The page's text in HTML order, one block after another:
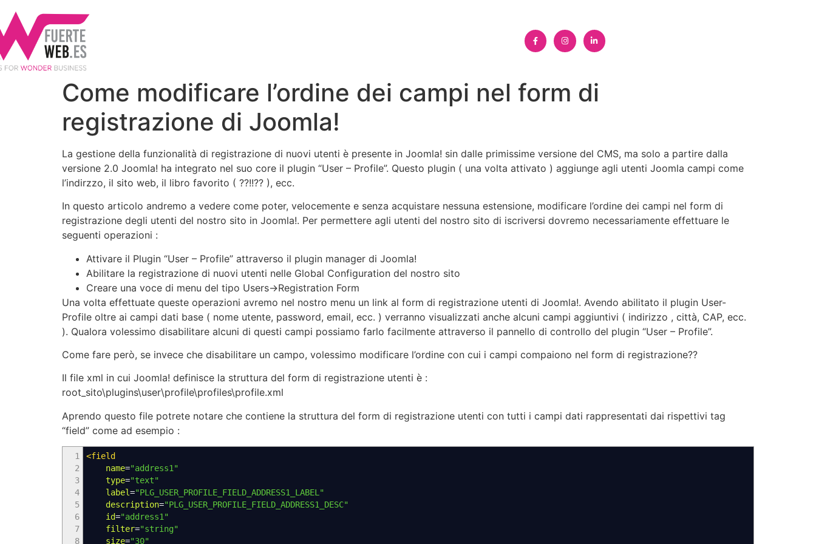
Come modificare l’ordine dei campi nel form di
registrazione di Joomla!
La gestione della funzionalità di registrazione di nuovi utenti è presente in Joomla! sin dalle primissime versione del CMS, ma solo a partire dalla
versione 2.0 Joomla! ha integrato nel suo core il plugin “User – Profile”. Questo plugin ( una volta attivato ) aggiunge agli utenti Joomla campi come
l’indirzzo, il sito web, il libro favorito ( ??!!?? ), ecc.
In questo articolo andremo a vedere come poter, velocemente e senza acquistare nessuna estensione, modificare l’ordine dei campi nel form di
registrazione degli utenti del nostro sito in Joomla!. Per permettere agli utenti del nostro sito di iscriversi dovremo necessariamente effettuare le
seguenti operazioni :
Attivare il Plugin “User – Profile” attraverso il plugin manager di Joomla!
Abilitare la registrazione di nuovi utenti nelle Global Configuration del nostro sito
Creare una voce di menu del tipo Users->Registration Form
Una volta effettuate queste operazioni avremo nel nostro menu un link al form di registrazione utenti di Joomla!. Avendo abilitato il plugin User-
Profile oltre ai campi dati base ( nome utente, password, email, ecc. ) verranno visualizzati anche alcuni campi aggiuntivi ( indirizzo , città, CAP, ecc.
). Qualora volessimo disabilitare alcuni di questi campi possiamo farlo facilmente attraverso il pannello di controllo del plugin “User – Profile”.
Come fare però, se invece che disabilitare un campo, volessimo modificare l’ordine con cui i campi compaiono nel form di registrazione??
Il file xml in cui Joomla! definisce la struttura del form di registrazione utenti è :
root_sito\plugins\user\profile\profiles\profile.xml
Aprendo questo file potrete notare che contiene la struttura del form di registrazione utenti con tutti i campi dati rappresentati dai rispettivi tag
“field” come ad esempio :
1
2
3
4
5
6
7
8
<field
name="address1"
type="text"
label="PLG_USER_PROFILE_FIELD_ADDRESS1_LABEL"
description="PLG_USER_PROFILE_FIELD_ADDRESS1_DESC"
id="address1"
filter="string"
size="30"